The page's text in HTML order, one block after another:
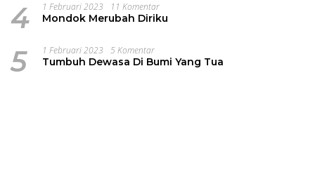
4 1 Februari 2023 11 Komentar
Mondok Merubah Diriku
5 1 Februari 2023 5 Komentar
Tumbuh Dewasa Di Bumi Yang Tua